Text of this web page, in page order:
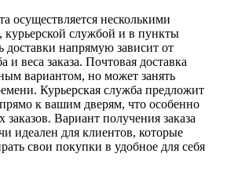
осуществляется несколькими
курьерской службой и в пункты
доставки напрямую зависит от
и веса заказа. Почтовая доставка
вариантом, но может занять
Курьерская служба предложит
к вашим дверям, что особенно
Вариант получения заказа
идеален для клиентов, которые
свои покупки в удобное для себя